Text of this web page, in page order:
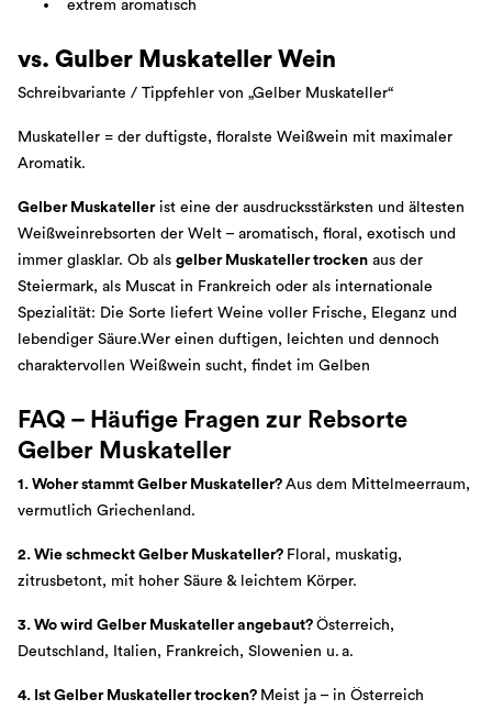
extrem aromatisch
vs. Gulber Muskateller Wein
Schreibvariante / Tippfehler von „Gelber Muskateller“
Muskateller = der duftigste, floralste Weißwein mit maximaler
Aromatik.
Gelber Muskatellerist eine der ausdrucksstärksten und ältesten
Weißweinrebsorten der Welt – aromatisch, floral, exotisch und
immer glasklar. Ob als gelber Muskateller trocken aus der
Steiermark, als Muscat in Frankreich oder als internationale
Spezialität: Die Sorte liefert Weine voller Frische, Eleganz und
lebendiger Säure.Wer einen duftigen, leichten und dennoch
charaktervollen Weißwein sucht, findet im Gelben
FAQ – Häufige Fragen zur Rebsorte
Gelber Muskateller
1. Woher stammt Gelber Muskateller? Aus dem Mittelmeerraum,
vermutlich Griechenland.
2. Wie schmeckt Gelber Muskateller? Floral, muskatig,
zitrusbetont, mit hoher Säure & leichtem Körper.
3. Wo wird Gelber Muskateller angebaut? Österreich,
Deutschland, Italien, Frankreich, Slowenien u. a.
4. Ist Gelber Muskateller trocken? Meist ja – in Österreich